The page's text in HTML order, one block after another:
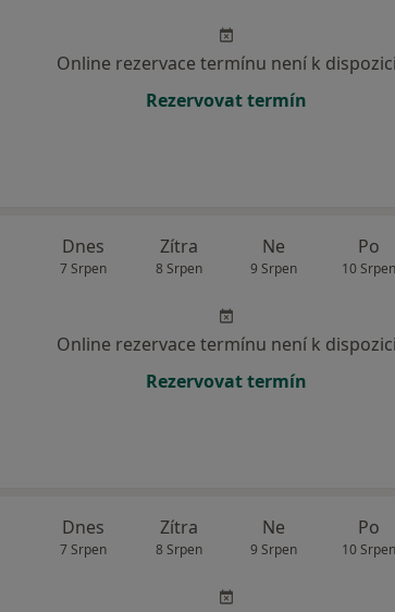
Online rezervace termínu není k dispozici
Rezervovat termín
Dnes
7 Srpen
Zítra
8 Srpen
Ne
9 Srpen
Po
10 Srpen
Online rezervace termínu není k dispozici
Rezervovat termín
Dnes
7 Srpen
Zítra
8 Srpen
Ne
9 Srpen
Po
10 Srpen